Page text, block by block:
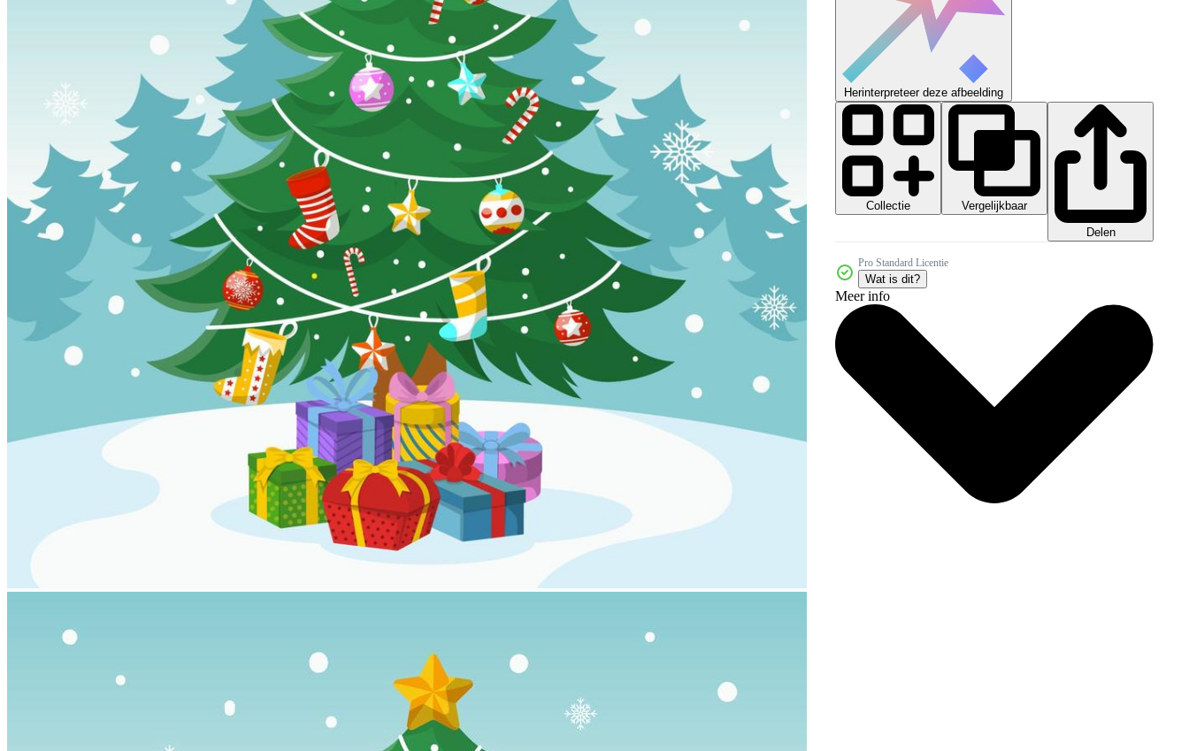
Herinterpreteer deze afbeelding
Collectie
Vergelijkbaar
Delen
Pro Standard Licentie
Wat is dit?
Meer info